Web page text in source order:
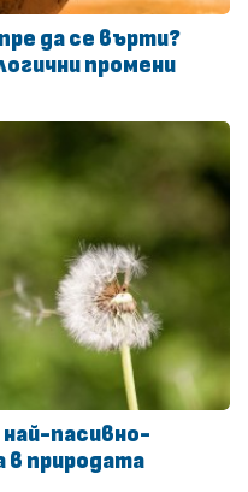
да се върти?
промени
пасивно-
в природата